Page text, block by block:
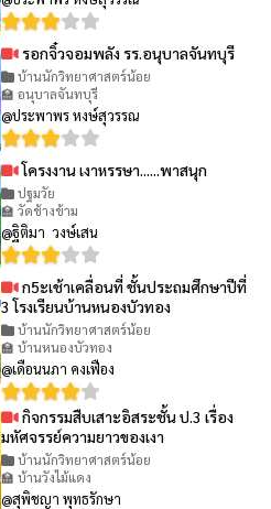
รอกจิ๋วจอมพลัง รร.อนุบาลจันทบุรี
บ้านนักวิทยาศาสตร์น้อย
🏫 อนุบาลจันทบุรี
@ประพาพร หงษ์สุวรรณ
โครงงาน เงาหรรษา......พาสนุก
ปฐมวัย
🏫 วัดช้างข้าม
@ฐิติมา วงษ์เสน
ก5ะเช้าเคลื่อนที่ ชั้นประถมศึกษาปีที่
3 โรงเรียนบ้านหนองบัวทอง
บ้านนักวิทยาศาสตร์น้อย
🏫 บ้านหนองบัวทอง
@เดือนนภา คงเฟือง
กิจกรรมสืบเสาะอิสระชั้น ป.3 เรื่อง
มหัศจรรย์ความยาวของเงา
บ้านนักวิทยาศาสตร์น้อย
🏫 บ้านวังไม้แดง
@สุพิชญา พุทธรักษา